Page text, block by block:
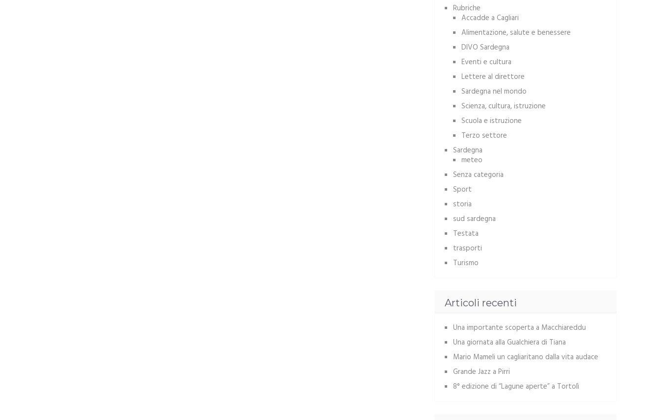
Rubriche
Accadde a Cagliari
Alimentazione, salute e benessere
DIVO Sardegna
Eventi e cultura
Lettere al direttore
Sardegna nel mondo
Scienza, cultura, istruzione
Scuola e istruzione
Terzo settore
Sardegna
meteo
Senza categoria
Sport
storia
sud sardegna
Testata
trasporti
Turismo
Articoli recenti
Una importante scoperta a Macchiareddu
Una giornata alla Gualchiera di Tiana
Mario Mameli un cagliaritano dalla vita audace
Grande Jazz a Pirri
8° edizione di “Lagune aperte” a Tortolì